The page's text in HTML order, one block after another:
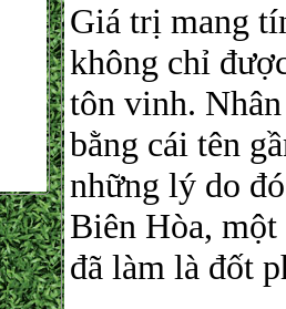
Giá trị mang
không chỉ
tôn vinh.
bằng cái tên
những lý do
Biên Hòa,
đã làm là đốt